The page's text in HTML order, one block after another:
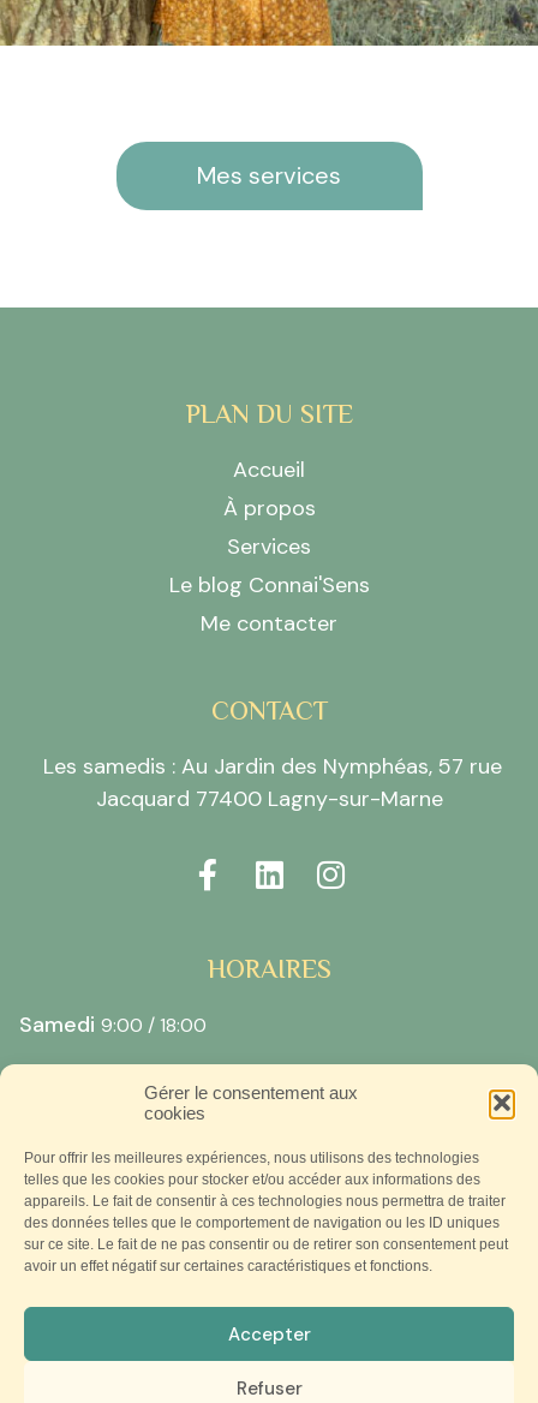
Gérer le consentement aux
cookies
Pour offrir les meilleures expériences, nous utilisons des technologies
telles que les cookies pour stocker et/ou accéder aux informations des
appareils. Le fait de consentir à ces technologies nous permettra de traiter
des données telles que le comportement de navigation ou les ID uniques
sur ce site. Le fait de ne pas consentir ou de retirer son consentement peut
avoir un effet négatif sur certaines caractéristiques et fonctions.
Accepter
Refuser
Mes services
PLAN DU SITE
Accueil
À propos
Services
Le blog Connai'Sens
Me contacter
CONTACT
Les samedis : Au Jardin des Nymphéas, 57 rue
Jacquard 77400 Lagny-sur-Marne
HORAIRES
Samedi 9:00 / 18:00
CGVPolitique de confidentialité